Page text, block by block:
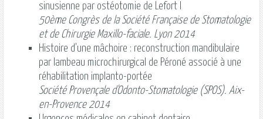
sinusienne par ostéotomie de Lefort I
50ème Congrès de la Société Française de Stomatologie
et de Chirurgie Maxillo-faciale. Lyon 2014
Histoire d'une mâchoire : reconstruction mandibulaire
par lambeau microchirurgical de Péroné associé à une
réhabilitation implanto-portée
Société Provençale d'Odonto-Stomatologie (SPOS). Aix-
en-Provence 2014